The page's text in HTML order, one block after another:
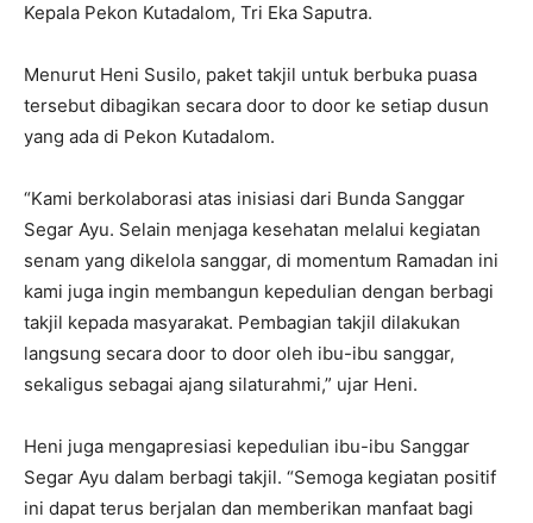
Kepala Pekon Kutadalom, Tri Eka Saputra.
Menurut Heni Susilo, paket takjil untuk berbuka puasa
tersebut dibagikan secara door to door ke setiap dusun
yang ada di Pekon Kutadalom.
“Kami berkolaborasi atas inisiasi dari Bunda Sanggar
Segar Ayu. Selain menjaga kesehatan melalui kegiatan
senam yang dikelola sanggar, di momentum Ramadan ini
kami juga ingin membangun kepedulian dengan berbagi
takjil kepada masyarakat. Pembagian takjil dilakukan
langsung secara door to door oleh ibu-ibu sanggar,
sekaligus sebagai ajang silaturahmi,” ujar Heni.
Heni juga mengapresiasi kepedulian ibu-ibu Sanggar
Segar Ayu dalam berbagi takjil. “Semoga kegiatan positif
ini dapat terus berjalan dan memberikan manfaat bagi